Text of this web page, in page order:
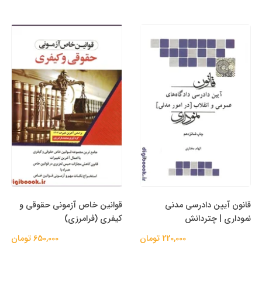
قانون آیین دادرسی مدنی
نموداری | چتردانش
220,000 تومان
قوانین خاص آزمونی حقوقی و
کیفری (فرامرزی)
650,000 تومان